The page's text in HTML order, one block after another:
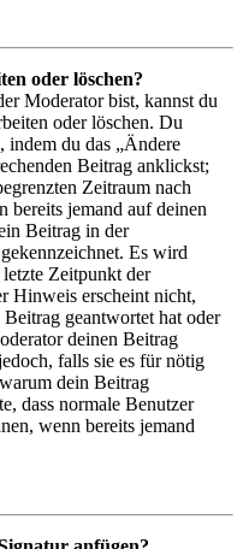
oder löschen?
Moderator bist, kannst du
oder löschen. Du
indem du das „Ändere
Beitrag anklickst;
Zeitraum nach
bereits jemand auf deinen
Beitrag in der
Es wird
Zeitpunkt der
Hinweis erscheint nicht,
geantwortet hat oder
deinen Beitrag
falls sie es für nötig
dein Beitrag
dass normale Benutzer
wenn bereits jemand